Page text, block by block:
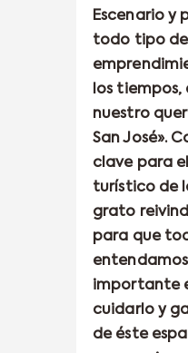
Escenario y
todo tipo de
los tiempos,
nuestro
San José».
clave para
turístico de
grato
para que
importante
cuidarlo y
de éste